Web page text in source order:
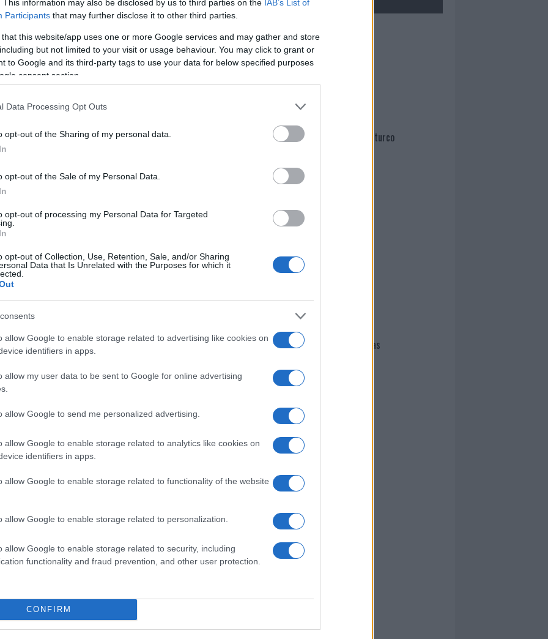
This information may also be disclosed by us to third parties on the IAB’s List of
Participants that may further disclose it to other third parties.
that this website/app uses one or more Google services and may gather and store
but not limited to your visit or usage behaviour. You may click to grant or
to Google and its third-party tags to use your data for below specified purposes
consent section.
Data Processing Opt Outs
opt-out of the Sharing of my personal data.
opt-out of the Sale of my Personal Data.
opt-out of processing my Personal Data for Targeted
opt-out of Collection, Use, Retention, Sale, and/or Sharing
Data that Is Unrelated with the Purposes for which it
allow Google to enable storage related to advertising like cookies on
identifiers in apps.
allow my user data to be sent to Google for online advertising
allow Google to send me personalized advertising.
allow Google to enable storage related to analytics like cookies on
identifiers in apps.
allow Google to enable storage related to functionality of the website
allow Google to enable storage related to personalization.
allow Google to enable storage related to security, including
functionality and fraud prevention, and other user protection.
CONFIRM
altro particolare: “Preciso che tale modalità
effettuare la fidejussione, garanzia con la
l’anticipazione”.
di sentire tutti i soggetti partner, che hanno
i tirocinanti”. “Il Comune ha lo
loro dello stato di avanzamento lavori
conclude l’assessore.
nella sezione
i tuoi video e le tue foto
+39 345 356 7512
di GalluraOggi.it
news daGoogle News
Mario Malu
Paolo Pinna
Martina Agostina Diturco
Giovannimaria Cabras